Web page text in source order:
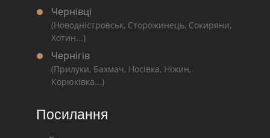
Чернівці
(Новодністровськ, Сторожинець, Сокиряни,
Хотин...)
Чернігів
(Прилуки, Бахмач, Носівка, Ніжин,
Корюківка...)
Посилання